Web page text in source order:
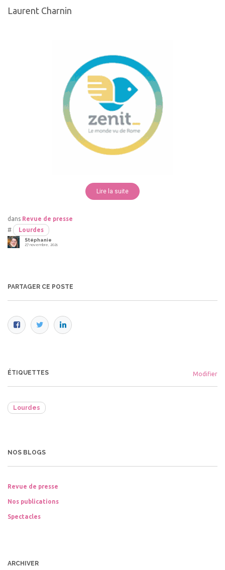
Laurent Charnin
Lire la suite
dans Revue de presse
#
Lourdes
Stéphanie
27 novembre, 2021
PARTAGER CE POSTE
ÉTIQUETTES Modifier
Lourdes
NOS BLOGS
Revue de presse
Nos publications
Spectacles
ARCHIVER